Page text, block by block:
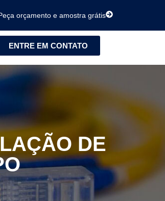
orçamento e amostra grátis
ENTRE EM CONTATO
DE